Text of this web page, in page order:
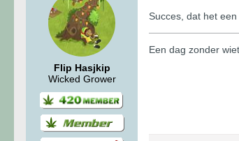
Flip Hasjkip
Wicked Grower
Succes, dat het
Een dag zonder